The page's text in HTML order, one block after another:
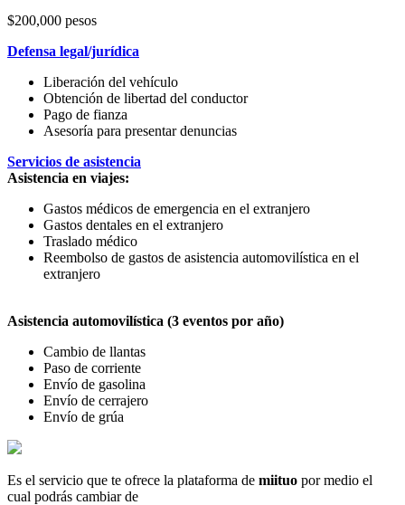
$200,000 pesos
Defensa legal/jurídica
Liberación del vehículo
Obtención de libertad del conductor
Pago de fianza
Asesoría para presentar denuncias
Servicios de asistencia
Asistencia en viajes:
Gastos médicos de emergencia en el extranjero
Gastos dentales en el extranjero
Traslado médico
Reembolso de gastos de asistencia automovilística en el
extranjero
Asistencia automovilística (3 eventos por año)
Cambio de llantas
Paso de corriente
Envío de gasolina
Envío de cerrajero
Envío de grúa
Es el servicio que te ofrece la plataforma de miituo por medio el
cual podrás cambiar de